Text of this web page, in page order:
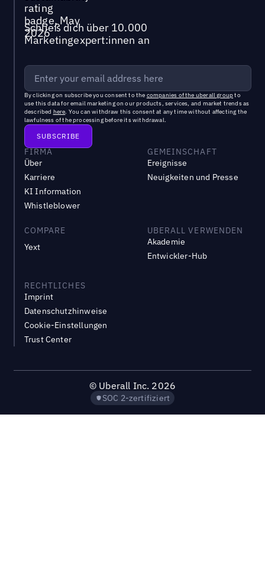
Schließ dich über 10.000
Marketingexpert:innen an
By clicking on subscribe you consent to the companies of the uberall groupto
use this data for email marketing on our products, services, and market trends as
described here. You can withdraw this consent at any time without affecting the
lawfulness of the processing before its withdrawal.
FIRMA
Über
Karriere
KI Information
Whistleblower
GEMEINSCHAFT
Ereignisse
Neuigkeiten und Presse
COMPARE
Yext
UBERALL VERWENDEN
Akademie
Entwickler-Hub
RECHTLICHES
Imprint
Datenschutzhinweise
Cookie-Einstellungen
Trust Center
© Uberall Inc. 2026
SOC 2-zertifiziert